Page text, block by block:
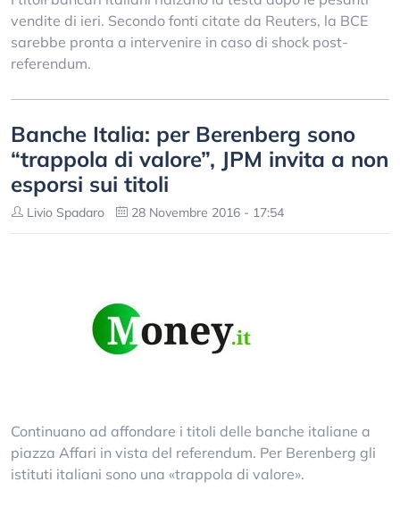
vendite di ieri. Secondo fonti citate da Reuters, la BCE
sarebbe pronta a intervenire in caso di shock post-
referendum.
Banche Italia: per Berenberg sono
“trappola di valore”, JPM invita a non
esporsi sui titoli
Livio Spadaro 28 Novembre 2016 - 17:54
Continuano ad affondare i titoli delle banche italiane a
piazza Affari in vista del referendum. Per Berenberg gli
istituti italiani sono una «trappola di valore».